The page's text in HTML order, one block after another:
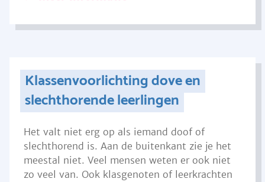
Klassenvoorlichting dove en
slechthorende leerlingen
Het valt niet erg op als iemand doof of
slechthorend is. Aan de buitenkant zie je het
meestal niet. Veel mensen weten er ook niet
zo veel van. Ook klasgenoten of leerkrachten